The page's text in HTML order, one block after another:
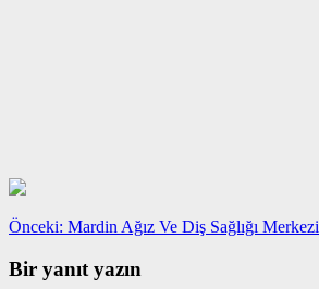
Yazı
gezinmesi
Önceki: Önceki
Mardin Ağız Ve Diş Sağlığı Merkezi
Bir yanıt yazın